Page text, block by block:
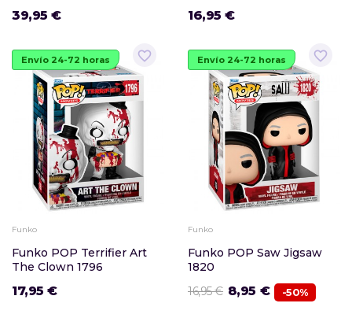
39,95 € 16,95 €
favorite_border
Envío 24-72 horas
Funko
Funko POP Terrifier Art
The Clown 1796
17,95 €
favorite_border
Envío 24-72 horas
Funko
Funko POP Saw Jigsaw
1820
16,95 € 8,95 € -50%